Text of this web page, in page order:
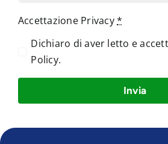
Accettazione Privacy*
Dichiaro di aver letto e
Policy.
Invia